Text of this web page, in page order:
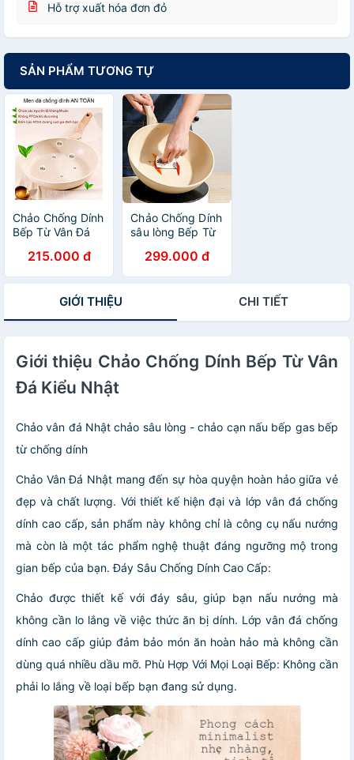
Hỗ trợ xuất hóa đơn đỏ
SẢN PHẨM TƯƠNG TỰ
Chảo Chống Dính
Bếp Từ Vân Đá
215.000 đ
Chảo Chống Dính
sâu lòng Bếp Từ
299.000 đ
GIỚI THIỆU CHI TIẾT
Giới thiệu Chảo Chống Dính Bếp Từ Vân
Đá Kiểu Nhật
Chảo vân đá Nhật chảo sâu lòng - chảo cạn nấu bếp gas bếp
từ chống dính
Chảo Vân Đá Nhật mang đến sự hòa quyện hoàn hảo giữa vẻ
đẹp và chất lượng. Với thiết kế hiện đại và lớp vân đá chống
dính cao cấp, sản phẩm này không chỉ là công cụ nấu nướng
mà còn là một tác phẩm nghệ thuật đáng ngưỡng mộ trong
gian bếp của bạn. Đáy Sâu Chống Dính Cao Cấp:
Chảo được thiết kế với đáy sâu, giúp bạn nấu nướng mà
không cần lo lắng về việc thức ăn bị dính. Lớp vân đá chống
dính cao cấp giúp đảm bảo món ăn hoàn hảo mà không cần
dùng quá nhiều dầu mỡ. Phù Hợp Với Mọi Loại Bếp: Không cần
phải lo lắng về loại bếp bạn đang sử dụng.